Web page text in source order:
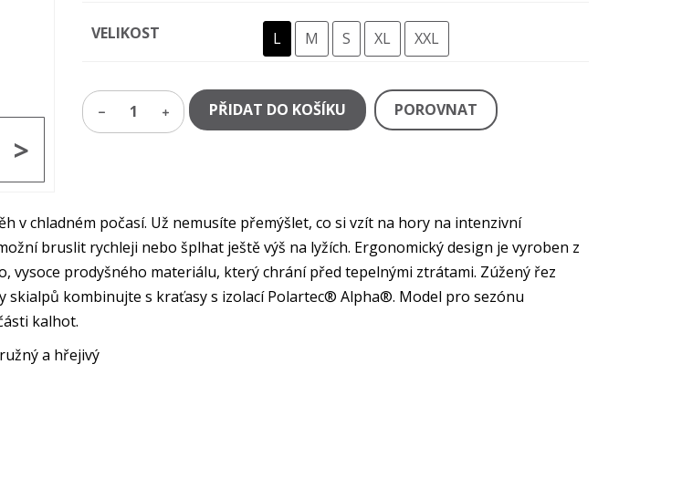
>
VELIKOST L M S XL XXL
1 PŘIDAT DO KOŠÍKU POROVNAT
chladném počasí. Už nemusíte přemýšlet, co si vzít na hory na intenzivní
bruslit rychleji nebo šplhat ještě výš na lyžích. Ergonomický design je vyroben z
prodyšného materiálu, který chrání před tepelnými ztrátami. Zúžený řez
kombinujte s kraťasy s izolací Polartec® Alpha®. Model pro sezónu
kalhot.
a hřejivý